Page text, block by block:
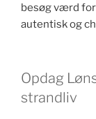
besøg værd
autentisk og
Opdag
strandliv